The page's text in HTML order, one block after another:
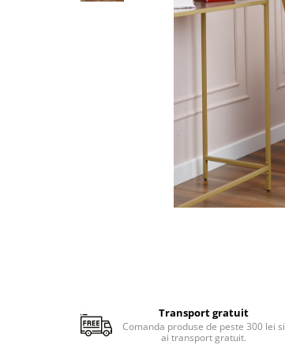
Transport gratuit
Comanda produse de peste 300 lei si
ai transport gratuit.